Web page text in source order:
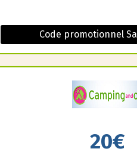
Code promotionnel
20€